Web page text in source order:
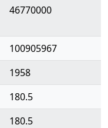
46770000
100905967
1958
180.5
180.5